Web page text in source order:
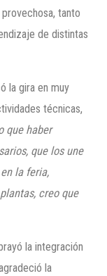
tanto
de distintas
la gira en muy
técnicas,
que haber
que los une
la feria,
creo que
la integración
la